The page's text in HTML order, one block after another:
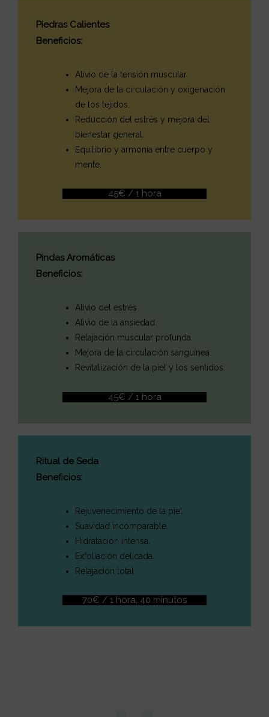
Piedras Calientes
Beneficios:
Alivio de la tensión muscular.
Mejora de la circulación y oxigenación
de los tejidos.
Reducción del estrés y mejora del
bienestar general.
Equilibrio y armonía entre cuerpo y
mente.
45€ / 1 hora
Pindas Aromáticas
Beneficios:
Alivio del estrés
Alivio de la ansiedad.
Relajación muscular profunda.
Mejora de la circulación sanguínea.
Revitalización de la piel y los sentidos.
45€ / 1 hora
Ritual de Seda
Beneficios:
Rejuvenecimiento de la piel.
Suavidad incomparable.
Hidratación intensa.
Exfoliación delicada.
Relajación total
70€ / 1 hora, 40 minutos